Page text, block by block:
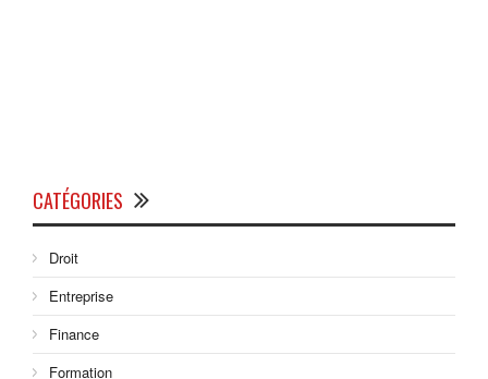
CATÉGORIES
Droit
Entreprise
Finance
Formation